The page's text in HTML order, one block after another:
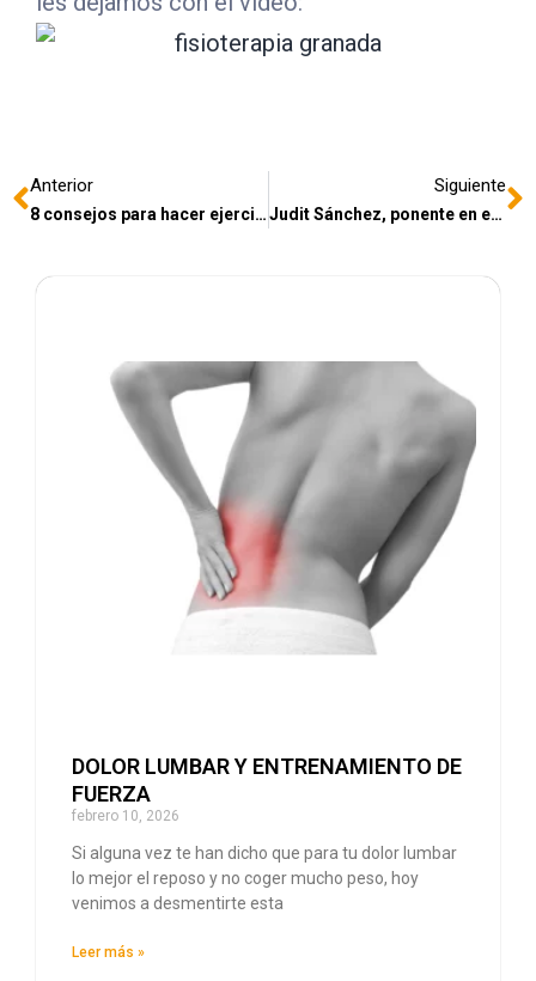
Anterior
8 consejos para hacer ejercicio en casa… #QuédateEnCasa
Siguiente
Judit Sánchez, ponente en el Congreso Online Internacional de Fisioterapia en Pelviperineología
DOLOR LUMBAR Y ENTRENAMIENTO DE
FUERZA
febrero 10, 2026
Si alguna vez te han dicho que para tu dolor lumbar
lo mejor el reposo y no coger mucho peso, hoy
venimos a desmentirte esta
Leer más »